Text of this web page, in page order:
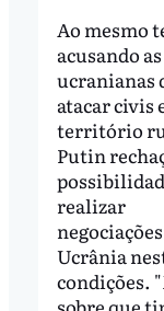
Ao mesmo
acusando
ucranianas
atacar civis
território
Putin
realizar
Ucrânia
condições.